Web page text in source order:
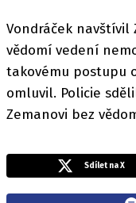
Vondráček navštívil
vědomí vedení
takovému postupu
omluvil. Policie
Zemanovi bez
Sdílet na X